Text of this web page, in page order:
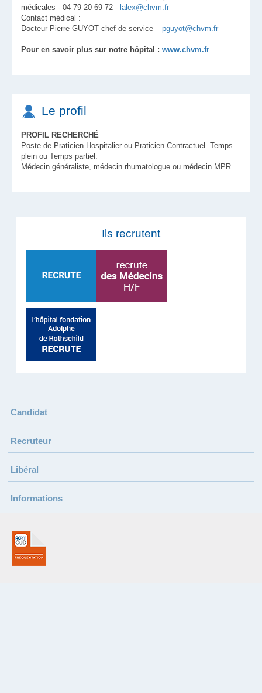
médicales - 04 79 20 69 72 - lalex@chvm.fr
Contact médical :
Docteur Pierre GUYOT chef de service – pguyot@chvm.fr
Pour en savoir plus sur notre hôpital : www.chvm.fr
Le profil
PROFIL RECHERCHÉ
Poste de Praticien Hospitalier ou Praticien Contractuel. Temps
plein ou Temps partiel.
Médecin généraliste, médecin rhumatologue ou médecin MPR.
Ils recrutent
Candidat
Recruteur
Libéral
Informations